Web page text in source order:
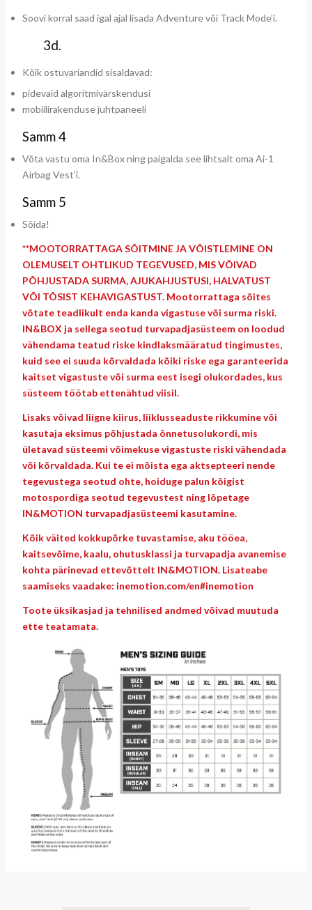
Soovi korral saad igal ajal lisada Adventure või Track Mode’i.
3d.
Kõik ostuvariandid sisaldavad:
pidevaid algoritmivärskendusi
mobiilirakenduse juhtpaneeli
Samm 4
Võta vastu oma In&Box ning paigalda see lihtsalt oma Ai-1
Airbag Vest’i.
Samm 5
Sõida!
**MOOTORRATTAGA SÕITMINE JA VÕISTLEMINE ON
OLEMUSELT OHTLIKUD TEGEVUSED, MIS VÕIVAD
PÕHJUSTADA SURMA, AJUKAHJUSTUSI, HALVATUST
VÕI TÕSIST KEHAVIGASTUST. Mootorrattaga sõites
võtate teadlikult enda kanda vigastuse või surma riski.
IN&BOX ja sellega seotud turvapadjasüsteem on loodud
vähendama teatud riske kindlaksmääratud tingimustes,
kuid see ei suuda kõrvaldada kõiki riske ega garanteerida
kaitset vigastuste või surma eest isegi olukordades, kus
süsteem töötab ettenähtud viisil.
Lisaks võivad liigne kiirus, liiklusseaduste rikkumine või
kasutaja eksimus põhjustada õnnetusolukordi, mis
ületavad süsteemi võimekuse vigastuste riski vähendada
või kõrvaldada. Kui te ei mõista ega aktsepteeri nende
tegevustega seotud ohte, hoiduge palun kõigist
motospordiga seotud tegevustest ning lõpetage
IN&MOTION turvapadjasüsteemi kasutamine.
Kõik väited kokkupõrke tuvastamise, aku tööea,
kaitsevõime, kaalu, ohutusklassi ja turvapadja avanemise
kohta pärinevad ettevõttelt IN&MOTION. Lisateabe
saamiseks vaadake: inemotion.com/en#inemotion
Toote üksikasjad ja tehnilised andmed võivad muutuda
ette teatamata.